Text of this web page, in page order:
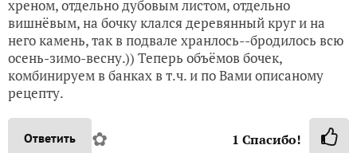
хреном, отдельно дубовым листом, отдельно
вишнёвым, на бочку клался деревянный круг и на
него камень, так в подвале хранлось--бродилось всю
осень-зимо-весну.)) Теперь объёмов бочек,
комбинируем в банках в т.ч. и по Вами описаному
рецепту.
Ответить ✿ 1 Спасибо!